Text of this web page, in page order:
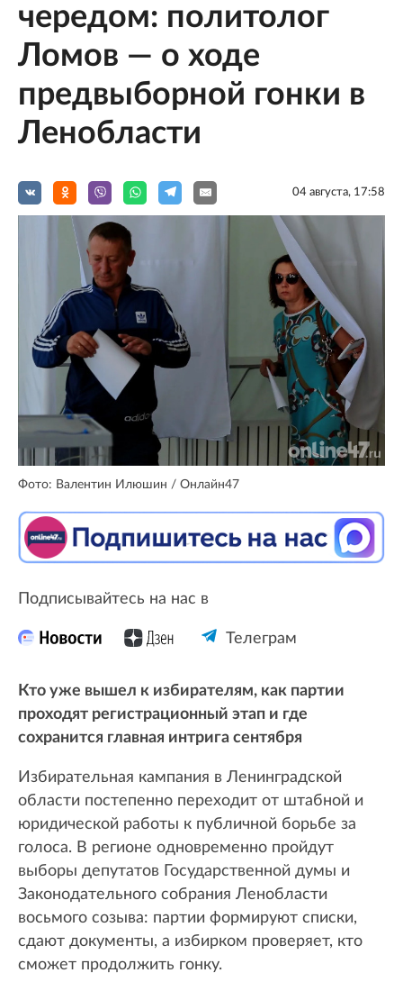
чередом: политолог
Ломов — о ходе
предвыборной гонки в
Ленобласти
04 августа, 17:58
Фото: Валентин Илюшин / Онлайн47
Подписывайтесь на нас в
Телеграм
Кто уже вышел к избирателям, как партии
проходят регистрационный этап и где
сохранится главная интрига сентября
Избирательная кампания в Ленинградской
области постепенно переходит от штабной и
юридической работы к публичной борьбе за
голоса. В регионе одновременно пройдут
выборы депутатов Государственной думы и
Законодательного собрания Ленобласти
восьмого созыва: партии формируют списки,
сдают документы, а избирком проверяет, кто
сможет продолжить гонку.